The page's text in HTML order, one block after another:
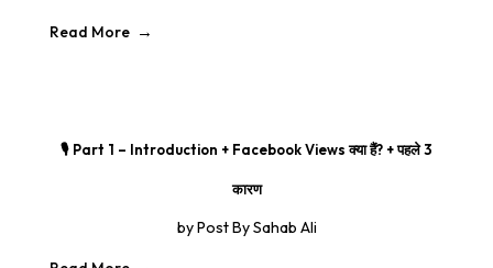
Read More
🎙️ Part 1 – Introduction + Facebook Views क्या हैं? + पहले 3
कारण
byPost By Sahab Ali